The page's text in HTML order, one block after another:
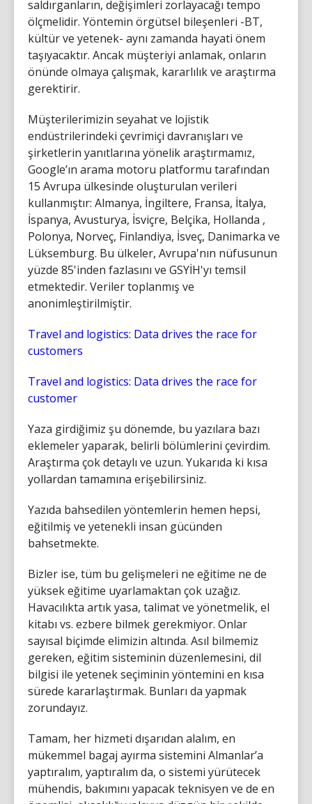
saldırganların, değişimleri zorlayacağı tempo
ölçmelidir. Yöntemin örgütsel bileşenleri -BT,
kültür ve yetenek- aynı zamanda hayati önem
taşıyacaktır. Ancak müşteriyi anlamak, onların
önünde olmaya çalışmak, kararlılık ve araştırma
gerektirir.
Müşterilerimizin seyahat ve lojistik
endüstrilerindeki çevrimiçi davranışları ve
şirketlerin yanıtlarına yönelik araştırmamız,
Google’ın arama motoru platformu tarafından
15 Avrupa ülkesinde oluşturulan verileri
kullanmıştır: Almanya, İngiltere, Fransa, İtalya,
İspanya, Avusturya, İsviçre, Belçika, Hollanda ,
Polonya, Norveç, Finlandiya, İsveç, Danimarka ve
Lüksemburg. Bu ülkeler, Avrupa'nın nüfusunun
yüzde 85'inden fazlasını ve GSYİH'yı temsil
etmektedir. Veriler toplanmış ve
anonimleştirilmiştir.
Travel and logistics: Data drives the race for
customers
Travel and logistics: Data drives the race for
customer
Yaza girdiğimiz şu dönemde, bu yazılara bazı
eklemeler yaparak, belirli bölümlerini çevirdim.
Araştırma çok detaylı ve uzun. Yukarıda ki kısa
yollardan tamamına erişebilirsiniz.
Yazıda bahsedilen yöntemlerin hemen hepsi,
eğitilmiş ve yetenekli insan gücünden
bahsetmekte.
Bizler ise, tüm bu gelişmeleri ne eğitime ne de
yüksek eğitime uyarlamaktan çok uzağız.
Havacılıkta artık yasa, talimat ve yönetmelik, el
kitabı vs. ezbere bilmek gerekmiyor. Onlar
sayısal biçimde elimizin altında. Asıl bilmemiz
gereken, eğitim sisteminin düzenlemesini, dil
bilgisi ile yetenek seçiminin yöntemini en kısa
sürede kararlaştırmak. Bunları da yapmak
zorundayız.
Tamam, her hizmeti dışarıdan alalım, en
mükemmel bagaj ayırma sistemini Almanlar’a
yaptıralım, yaptıralım da, o sistemi yürütecek
mühendis, bakımını yapacak teknisyen ve de en